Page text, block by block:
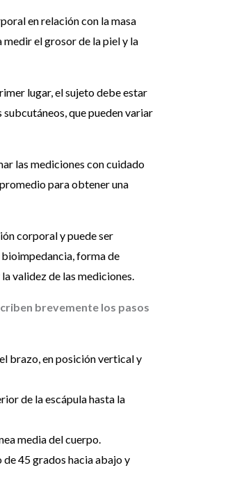
en relación con la masa
el grosor de la piel y la
lugar, el sujeto debe estar
que pueden variar
las mediciones con cuidado
para obtener una
corporal y puede ser
forma de
validez de las mediciones.
brevemente los pasos
brazo, en posición vertical y
de la escápula hasta la
media del cuerpo.
de 45 grados hacia abajo y